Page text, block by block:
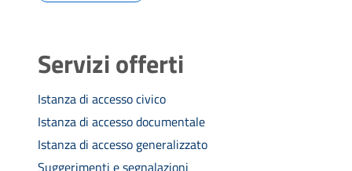
Servizi offerti
Istanza di accesso civico
Istanza di accesso documentale
Istanza di accesso generalizzato